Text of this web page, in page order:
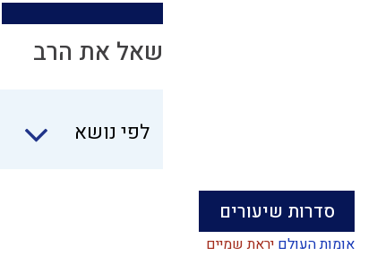
סדרות שיעורים
אומות העולם יראת שמיים
שאל את הרב
לפי נושא